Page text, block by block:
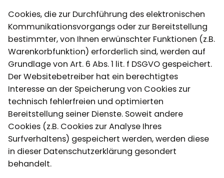
Cookies, die zur Durchführung des elektronischen
Kommunikationsvorgangs oder zur Bereitstellung
bestimmter, von Ihnen erwünschter Funktionen (z.B.
Warenkorbfunktion) erforderlich sind, werden auf
Grundlage von Art. 6 Abs. 1 lit. f DSGVO gespeichert.
Der Websitebetreiber hat ein berechtigtes
Interesse an der Speicherung von Cookies zur
technisch fehlerfreien und optimierten
Bereitstellung seiner Dienste. Soweit andere
Cookies (z.B. Cookies zur Analyse Ihres
Surfverhaltens) gespeichert werden, werden diese
in dieser Datenschutzerklärung gesondert
behandelt.